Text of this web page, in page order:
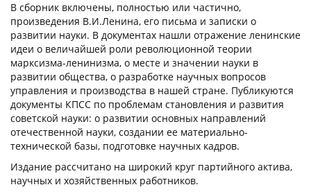
В сборник включены, полностью или частично,
произведения В.И.Ленина, его письма и записки о
развитии науки. В документах нашли отражение ленинские
идеи о величайшей роли революционной теории
марксизма-ленинизма, о месте и значении науки в
развитии общества, о разработке научных вопросов
управления и производства в нашей стране. Публикуются
документы КПСС по проблемам становления и развития
советской науки: о развитии основных направлений
отечественной науки, создании ее материально-
технической базы, подготовке научных кадров.
Издание рассчитано на широкий круг партийного актива,
научных и хозяйственных работников.